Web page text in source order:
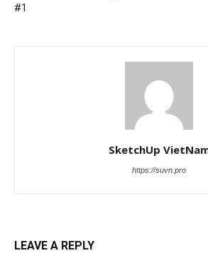
#1
SketchUp
https://suvn.pro
LEAVE A REPLY